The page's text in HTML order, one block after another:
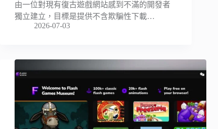
由一位對現有復古遊戲網站感到不滿的開發者
獨立建立，目標是提供不含欺騙性下載…
2026-07-03